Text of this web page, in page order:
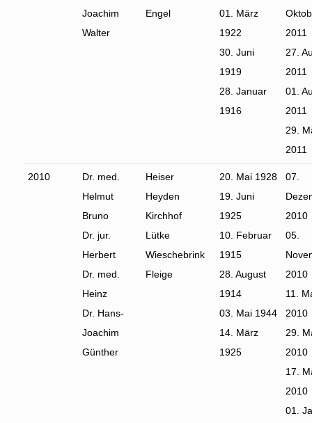
Joachim
Walter
Engel
01. März
1922
30. Juni
1919
28. Januar
1916
2011
27.
2011
01.
2011
29.
2011
2010
Dr. med.
Helmut
Bruno
Dr. jur.
Herbert
Dr. med.
Heinz
Dr. Hans-
Joachim
Günther
Heiser
Heyden
Kirchhof
Lütke
Wieschebrink
Fleige
20. Mai 1928
19. Juni
1925
10. Februar
1915
28. August
1914
03. Mai 1944
14. März
1925
07.
2010
05.
2010
11.
2010
29.
2010
17.
2010
01.